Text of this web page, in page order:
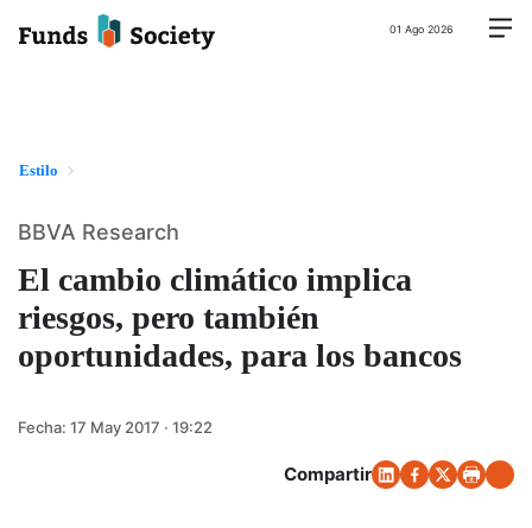
01 Ago 2026
Estilo
El cambio climático implica
riesgos, pero también
oportunidades, para los bancos
BBVA Research
Fecha: 17 May 2017 · 19:22
Compartir